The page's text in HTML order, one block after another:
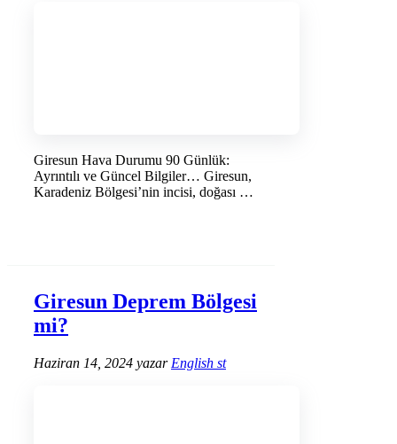
Giresun Hava Durumu 90 Günlük:
Ayrıntılı ve Güncel Bilgiler… Giresun,
Karadeniz Bölgesi’nin incisi, doğası …
Giresun Deprem Bölgesi
mi?
Haziran 14, 2024 yazar English st